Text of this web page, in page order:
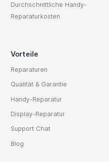
Durchschnittliche Handy-
Reparaturkosten
Vorteile
Reparaturen
Qualität & Garantie
Handy-Reparatur
Display-Reparatur
Support Chat
Blog